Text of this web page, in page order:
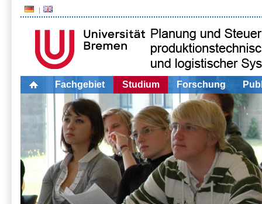
Fachgebiet Studium Forschung